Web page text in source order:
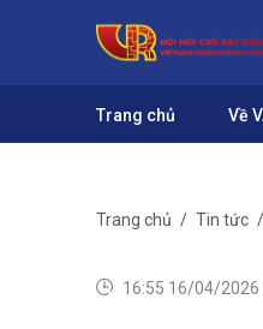
Trang chủ Về
Trang chủ Tin tức
16:55 16/04/2026